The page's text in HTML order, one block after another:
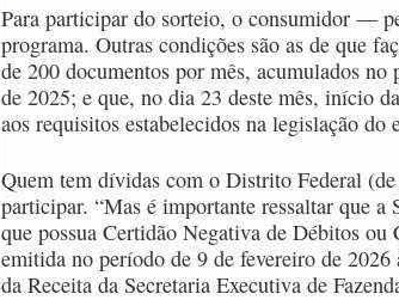
Para participar do sorteio, o consumidor —
programa. Outras condições são as de que
de 200 documentos por mês, acumulados
de 2025; e que, no dia 23 deste mês, início
aos requisitos estabelecidos na legislação do
Quem tem dívidas com o Distrito Federal
participar. “Mas é importante ressaltar que
que possua Certidão Negativa de Débitos
emitida no período de 9 de fevereiro de
da Receita da Secretaria Executiva de